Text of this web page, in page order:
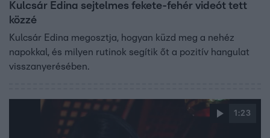
Kulcsár Edina sejtelmes fekete-fehér videót tett
közzé
Kulcsár Edina megosztja, hogyan küzd meg a nehéz
napokkal, és milyen rutinok segítik őt a pozitív hangulat
visszanyerésében.
1:23